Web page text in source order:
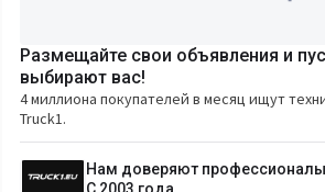
Размещайте свои объявления и
выбирают вас!
4 миллиона покупателей в месяц ищут
Truck1.
Нам доверяют профессионалы